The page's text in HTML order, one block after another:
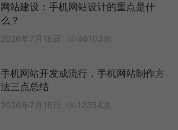
网站建设：手机网站设计的重点是什
么？
2026年7月18日 46103次
手机网站开发成流行，手机网站制作方
法三点总结
2026年7月18日 12354次